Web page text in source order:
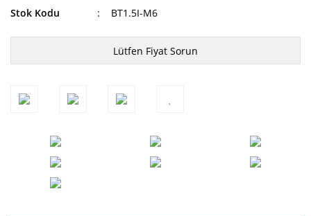
Stok Kodu
BT1.5I-M6
Lütfen Fiyat Sorun